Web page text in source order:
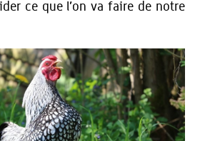
ce que l’on va faire de notre